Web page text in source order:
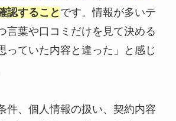
認すること です。情報が多いテ
言葉や口コミだけを見て決める
っていた内容と違った」と感じ
件、個人情報の扱い、契約内容